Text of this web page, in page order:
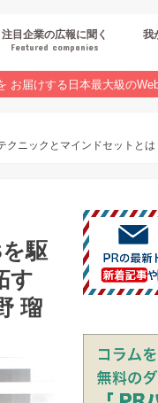
注目企業の広報に聞く
Featured companies
我
届けする日本最大級のWeb
クニックとマインドセットと
駆
す
瑠